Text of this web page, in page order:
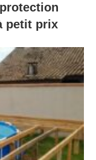
petit prix